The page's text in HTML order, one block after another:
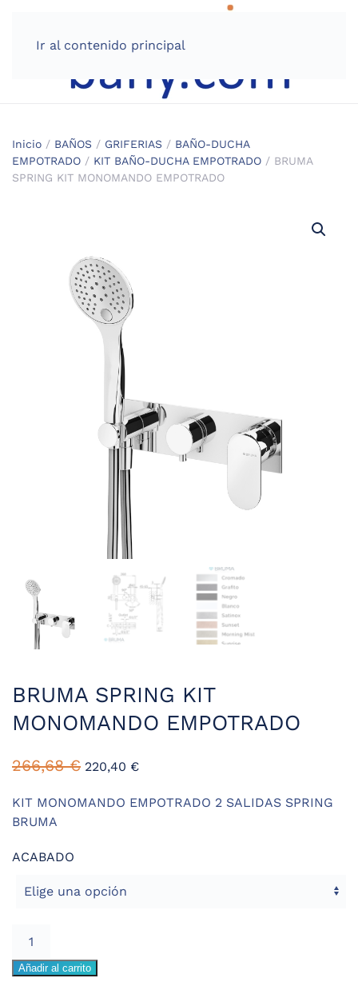
Ir al contenido principal
Inicio / BAÑOS / GRIFERIAS / BAÑO-DUCHA
EMPOTRADO / KIT BAÑO-DUCHA EMPOTRADO / BRUMA
SPRING KIT MONOMANDO EMPOTRADO
BRUMA SPRING KIT
MONOMANDO EMPOTRADO
266,68€ 220,40 €
KIT MONOMANDO EMPOTRADO 2 SALIDAS SPRING
BRUMA
ACABADO
KIT
Añadir al carrito